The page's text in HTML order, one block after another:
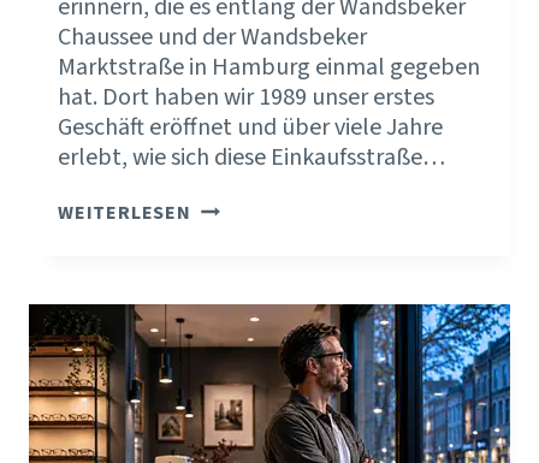
erinnern, die es entlang der Wandsbeker
Chaussee und der Wandsbeker
Marktstraße in Hamburg einmal gegeben
hat. Dort haben wir 1989 unser erstes
Geschäft eröffnet und über viele Jahre
erlebt, wie sich diese Einkaufsstraße…
WEITERLESEN DIE
DEINE
FIRMENKONJUNKTUR
SCHAFFST
SELBST.